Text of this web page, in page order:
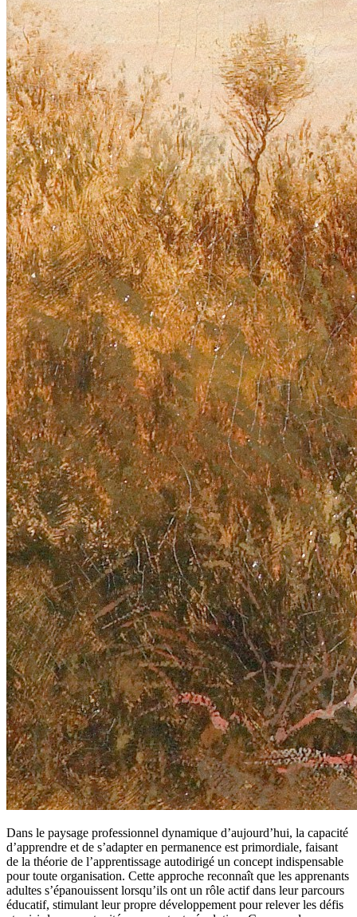
Dans le paysage professionnel dynamique d’aujourd’hui, la capacité
d’apprendre et de s’adapter en permanence est primordiale, faisant
de la théorie de l’apprentissage autodirigé un concept indispensable
pour toute organisation. Cette approche reconnaît que les apprenants
adultes s’épanouissent lorsqu’ils ont un rôle actif dans leur parcours
éducatif, stimulant leur propre développement pour relever les défis